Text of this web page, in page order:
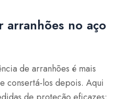
arranhões no aço
de arranhões é mais
consertá-los depois. Aqui